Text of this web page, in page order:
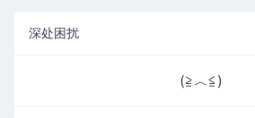
深处困扰
(≧︿≦)